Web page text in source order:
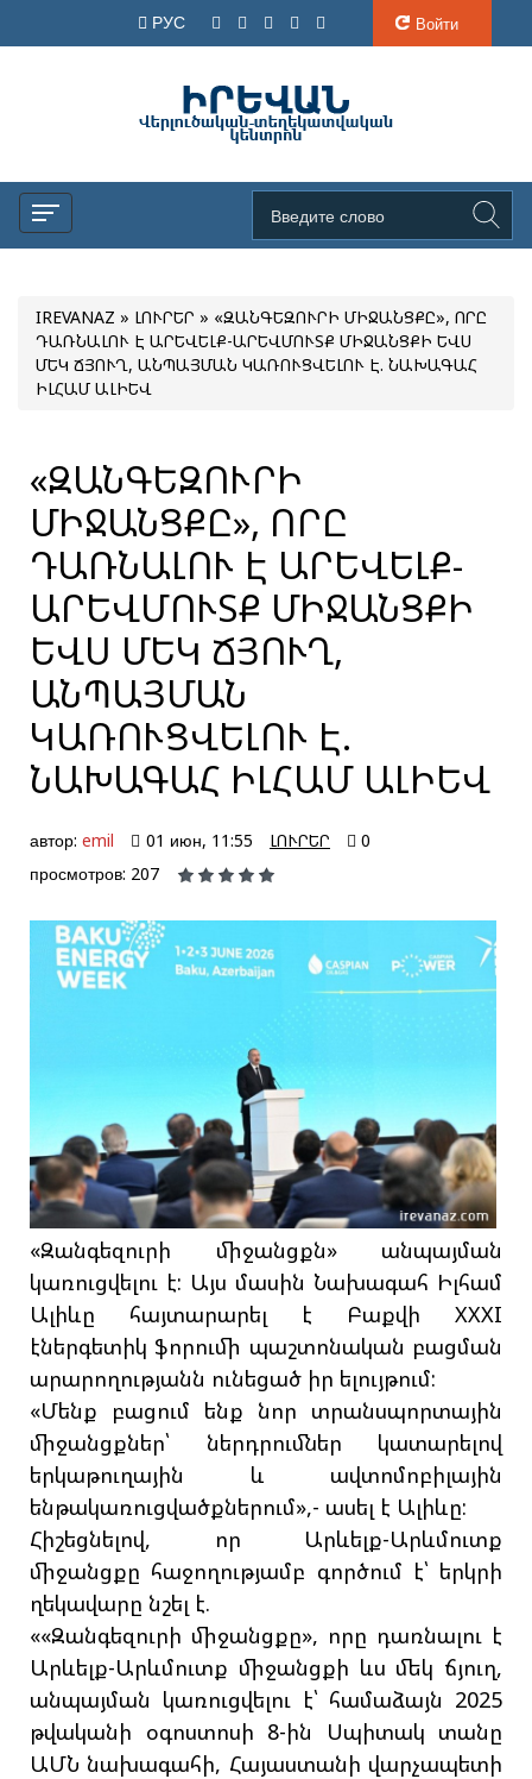
РУС Войти
IREVANAZ » ԼՈՒՐԵՐ » «ԶԱՆԳԵԶՈՒՐԻ ՄԻՋԱՆՑՔԸ», ՈՐԸ
ԴԱՌՆԱԼՈՒ Է ԱՐԵՎԵԼՔ-ԱՐԵՎՄՈՒՏՔ ՄԻՋԱՆՑՔԻ ԵՎՍ
ՄԵԿ ՃՅՈՒՂ, ԱՆՊԱՅՄԱՆ ԿԱՌՈՒՑՎԵԼՈՒ Է. ՆԱԽԱԳԱՀ
ԻԼՀԱՄ ԱԼԻԵՎ
«ԶԱՆԳԵԶՈՒՐԻ
ՄԻՋԱՆՑՔԸ», ՈՐԸ
ԴԱՌՆԱԼՈՒ Է ԱՐԵՎԵԼՔ-
ԱՐԵՎՄՈՒՏՔ ՄԻՋԱՆՑՔԻ
ԵՎՍ ՄԵԿ ՃՅՈՒՂ,
ԱՆՊԱՅՄԱՆ
ԿԱՌՈՒՑՎԵԼՈՒ Է.
ՆԱԽԱԳԱՀ ԻԼՀԱՄ ԱԼԻԵՎ
автор: emil 01 июн, 11:55 ԼՈՒՐԵՐ
0
просмотров: 207
«Զանգեզուրի միջանցքն» անպայման
կառուցվելու է: Այս մասին Նախագահ Իլհամ
Ալիևը հայտարարել է Բաքվի XXXI
էներգետիկ ֆորումի պաշտոնական բացման
արարողությանն ունեցած իր ելույթում:
«Մենք բացում ենք նոր տրանսպորտային
միջանցքներ՝ ներդրումներ կատարելով
երկաթուղային և ավտոմոբիլային
ենթակառուցվածքներում»,- ասել է Ալիևը:
Հիշեցնելով, որ Արևելք-Արևմուտք
միջանցքը հաջողությամբ գործում է՝ երկրի
ղեկավարը նշել է.
««Զանգեզուրի միջանցքը», որը դառնալու է
Արևելք-Արևմուտք միջանցքի ևս մեկ ճյուղ,
անպայման կառուցվելու է՝ համաձայն 2025
թվականի օգոստոսի 8-ին Սպիտակ տանը
ԱՄՆ նախագահի, Հայաստանի վարչապետի